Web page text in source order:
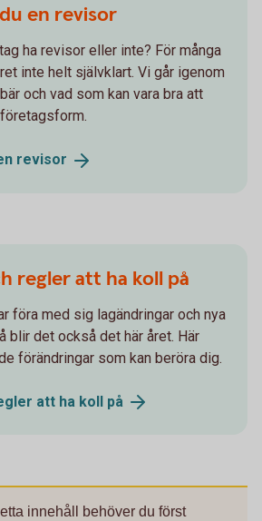
en revisor
ha revisor eller inte? För många
inte helt självklart. Vi går igenom
och vad som kan vara bra att
revisor
regler att ha koll på
föra med sig lagändringar och nya
blir det också det här året. Här
förändringar som kan beröra dig.
att ha koll på
innehåll behöver du först